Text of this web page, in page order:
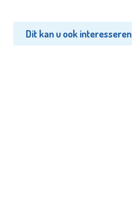
Dit kan u ook interesseren